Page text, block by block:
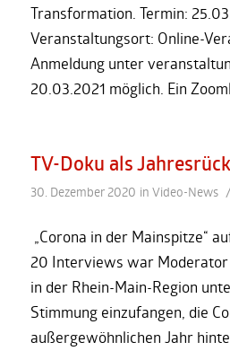
Transformation. Termin:
Veranstaltungsort: Online-
Anmeldung unter
20.03.2021 möglich. Ein
TV-Doku als
30. Dezember 2020 in Video-News
„Corona in der Mainspitze“
20 Interviews war Moderator
in der Rhein-Main-Region
Stimmung einzufangen, die
außergewöhnlichen Jahr